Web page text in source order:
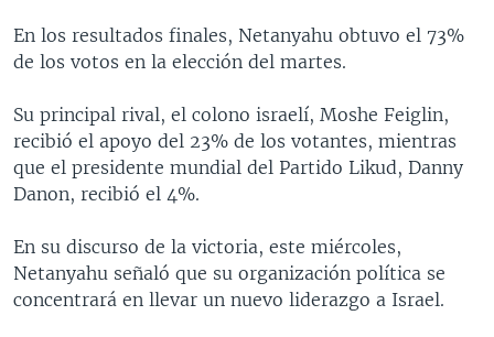
CHILE
PERÚ
ECUADOR
VENEZUELA
BRASIL
EL SALVADOR
GUATEMALA
HONDURAS
NICARAGUA
INMIGRACIÓN
LIBERTAD DE PRENSA
MUNDO
ECONOMÍA
ENTRETENIMIENTO Y CULTURA
DEPORTES
CIENCIA Y SALUD
ESPECIALES DE LA VOA
LIBERTAD DE PRENSA
UCRANIA
MULTIMEDIA
VIDEOS
AUDIOS
PROGRAMAS TV
FORO INTERAMERICANO
VISIÓN 360
AVANCE INFORMATIVO
AUDIONOTICIAS
DIRECT
DOCUMENTALES DE LA VOA
En los resultados finales, Netanyahu obtuvo el 73%
de los votos en la elección del martes.
Su principal rival, el colono israelí, Moshe Feiglin,
recibió el apoyo del 23% de los votantes, mientras
que el presidente mundial del Partido Likud, Danny
Danon, recibió el 4%.
En su discurso de la victoria, este miércoles,
Netanyahu señaló que su organización política se
concentrará en llevar un nuevo liderazgo a Israel.